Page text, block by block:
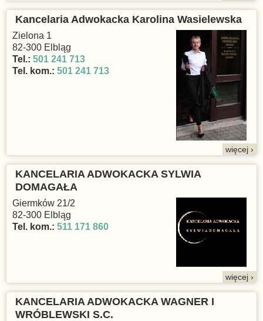
Kancelaria Adwokacka Karolina Wasielewska
Zielona 1
82-300 Elbląg
Tel.: 501 241 713
Tel. kom.: 501 241 713
więcej ›
KANCELARIA ADWOKACKA SYLWIA
DOMAGAŁA
Giermków 21/2
82-300 Elbląg
Tel. kom.: 511 171 860
więcej ›
KANCELARIA ADWOKACKA WAGNER I
WRÓBLEWSKI S.C.